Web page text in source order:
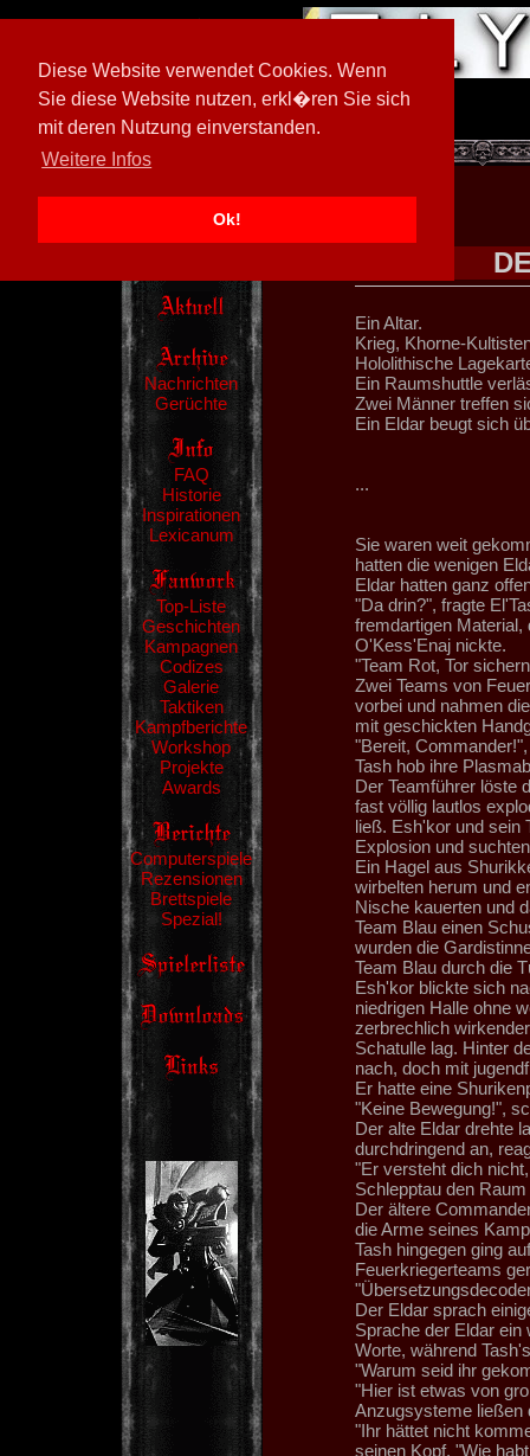
Diese Website verwendet Cookies. Wenn
Sie diese Website nutzen, erkl�ren Sie sich
mit deren Nutzung einverstanden.
Weitere Infos
Ok!
[ 602026/M3]
Nachrichten
Gerüchte
FAQ
Historie
Inspirationen
Lexicanum
Top-Liste
Geschichten
Kampagnen
Codizes
Galerie
Taktiken
Kampfberichte
Workshop
Projekte
Awards
Computerspiele
Rezensionen
Brettspiele
Spezial!
Ein Altar.
Krieg, Khorne-
Hololithische
Ein Raumshuttle
Zwei Männer treffen
Ein Eldar beugt sich
...
Sie waren weit
hatten die wenigen
Eldar hatten ganz
"Da drin?", fragte
fremdartigen
O'Kess'Enaj nickte.
"Team Rot, Tor
Zwei Teams von
vorbei und nahmen
mit geschickten
"Bereit,
Tash hob ihre
Der Teamführer löste
fast völlig lautlos
ließ. Esh'kor und sein
Explosion und
Ein Hagel aus
wirbelten herum und
Nische kauerten und
Team Blau einen
wurden die
Team Blau durch die
Esh'kor blickte sich
niedrigen Halle ohne
zerbrechlich
Schatulle lag. Hinter
nach, doch mit
Er hatte eine
"Keine Bewegung!",
Der alte Eldar drehte
durchdringend an,
"Er versteht dich
Schlepptau den Raum
Der ältere
die Arme seines
Tash hingegen ging
Feuerkriegerteams
Der Eldar sprach
Sprache der Eldar ein
Worte, während
"Warum seid ihr
"Hier ist etwas von
Anzugsysteme ließen
"Ihr hättet nicht
seinen Kopf. "Wie